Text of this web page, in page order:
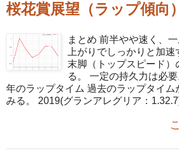
桜花賞展望（ラップ傾向
まとめ 前半やや速く、
上がりでしっかりと加
末脚（トップスピード
る。 一定の持久力は必
年のラップタイム 過去のラップタイム
みる。 2019(グランアレグリア：